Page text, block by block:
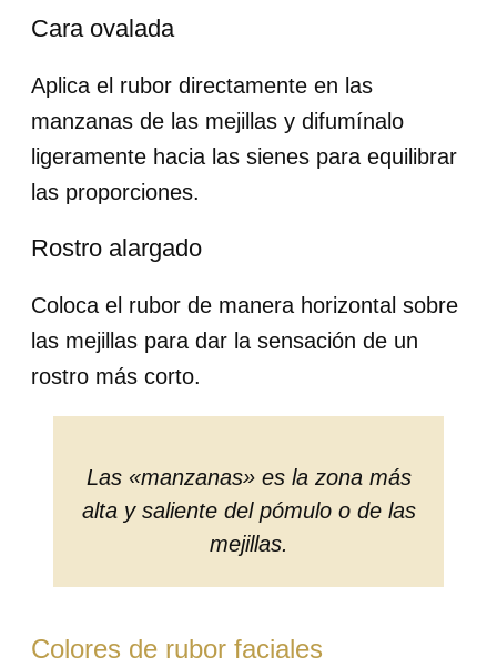
Cara ovalada
Aplica el rubor directamente en las
manzanas de las mejillas y difumínalo
ligeramente hacia las sienes para equilibrar
las proporciones.
Rostro alargado
Coloca el rubor de manera horizontal sobre
las mejillas para dar la sensación de un
rostro más corto.
Las «manzanas» es la zona más
alta y saliente del pómulo o de las
mejillas.
Colores de rubor faciales